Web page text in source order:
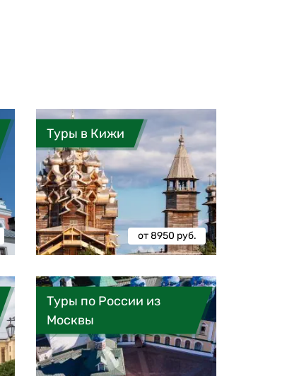
Туры в Кижи
от 8950 руб.
Туры по России из
Москвы